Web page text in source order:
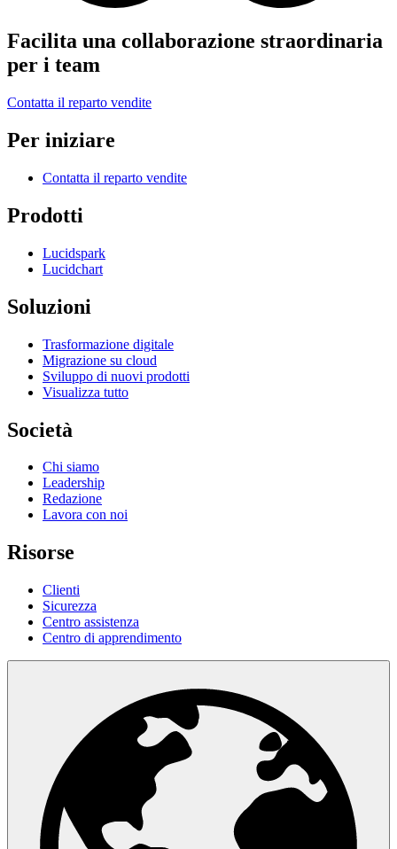
Facilita una collaborazione straordinaria
per i team
Contatta il reparto vendite
Per iniziare
Contatta il reparto vendite
Prodotti
Lucidspark
Lucidchart
Soluzioni
Trasformazione digitale
Migrazione su cloud
Sviluppo di nuovi prodotti
Visualizza tutto
Società
Chi siamo
Leadership
Redazione
Lavora con noi
Risorse
Clienti
Sicurezza
Centro assistenza
Centro di apprendimento